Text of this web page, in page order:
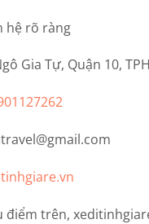
hệ rõ ràng
Gia Tự, Quận 10,
điểm trên,